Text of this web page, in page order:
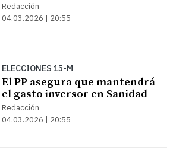
Redacción
04.03.2026 | 20:55
ELECCIONES 15-M
El PP asegura que mantendrá
el gasto inversor en Sanidad
Redacción
04.03.2026 | 20:55